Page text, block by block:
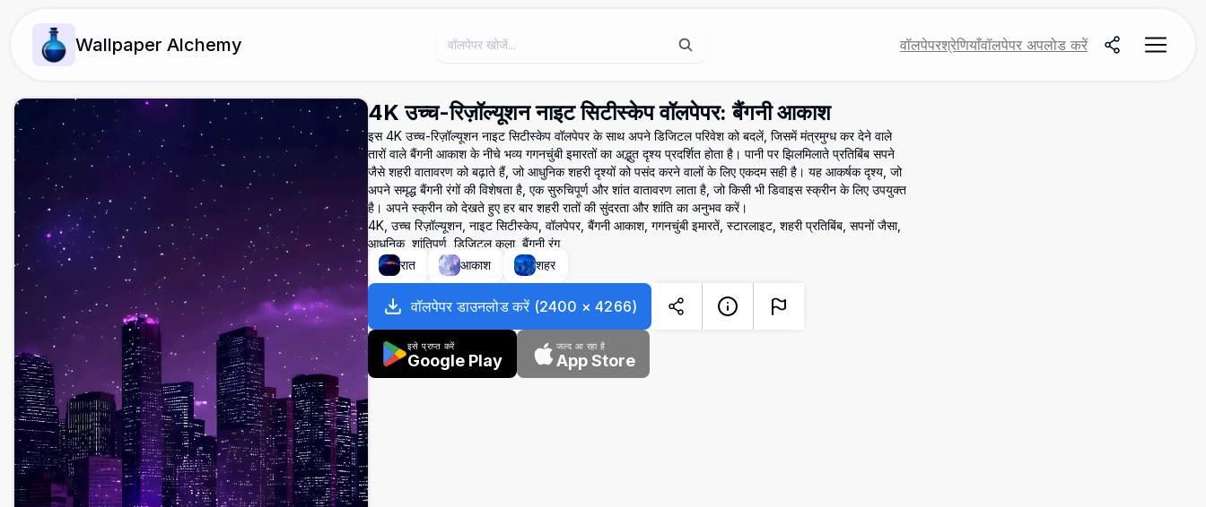
Wallpaper Alchemy वॉलपेपरश्रेणियाँवॉलपेपर अपलोड करें
4K उच्च-रिज़ॉल्यूशन नाइट सिटीस्केप वॉलपेपर: बैंगनी आकाश
इस 4K उच्च-रिज़ॉल्यूशन नाइट सिटीस्केप वॉलपेपर के साथ अपने डिजिटल परिवेश को बदलें, जिसमें मंत्रमुग्ध कर देने वाले
तारों वाले बैंगनी आकाश के नीचे भव्य गगनचुंबी इमारतों का अद्भुत दृश्य प्रदर्शित होता है। पानी पर झिलमिलाते प्रतिबिंब सपने
जैसे शहरी वातावरण को बढ़ाते हैं, जो आधुनिक शहरी दृश्यों को पसंद करने वालों के लिए एकदम सही है। यह आकर्षक दृश्य, जो
अपने समृद्ध बैंगनी रंगों की विशेषता है, एक सुरुचिपूर्ण और शांत वातावरण लाता है, जो किसी भी डिवाइस स्क्रीन के लिए उपयुक्त
है। अपने स्क्रीन को देखते हुए हर बार शहरी रातों की सुंदरता और शांति का अनुभव करें।
4K, उच्च रिज़ॉल्यूशन, नाइट सिटीस्केप, वॉलपेपर, बैंगनी आकाश, गगनचुंबी इमारतें, स्टारलाइट, शहरी प्रतिबिंब, सपनों जैसा,
आधुनिक, शांतिपूर्ण, डिजिटल कला, बैंगनी रंग
रात
आकाश शहर
वॉलपेपर डाउनलोड करें (2400 ×4266)
इसे प्राप्त करें
Google Play
जल्द आ रहा है
App Store